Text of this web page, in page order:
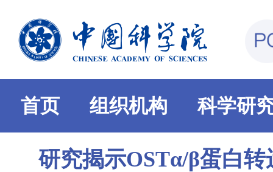
首页 组织机构 科学研
研究揭示OSTα/β蛋白